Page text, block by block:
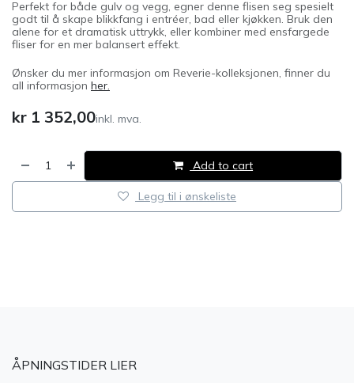
Perfekt for både gulv og vegg, egner denne flisen seg spesielt
godt til å skape blikkfang i entréer, bad eller kjøkken. Bruk den
alene for et dramatisk uttrykk, eller kombiner med ensfargede
fliser for en mer balansert effekt.
Ønsker du mer informasjon om Reverie-kolleksjonen, finner du
all informasjon her.
kr 1 352,00inkl. mva.
Add to cart
Legg til i ønskeliste
ÅPNINGSTIDER LIER